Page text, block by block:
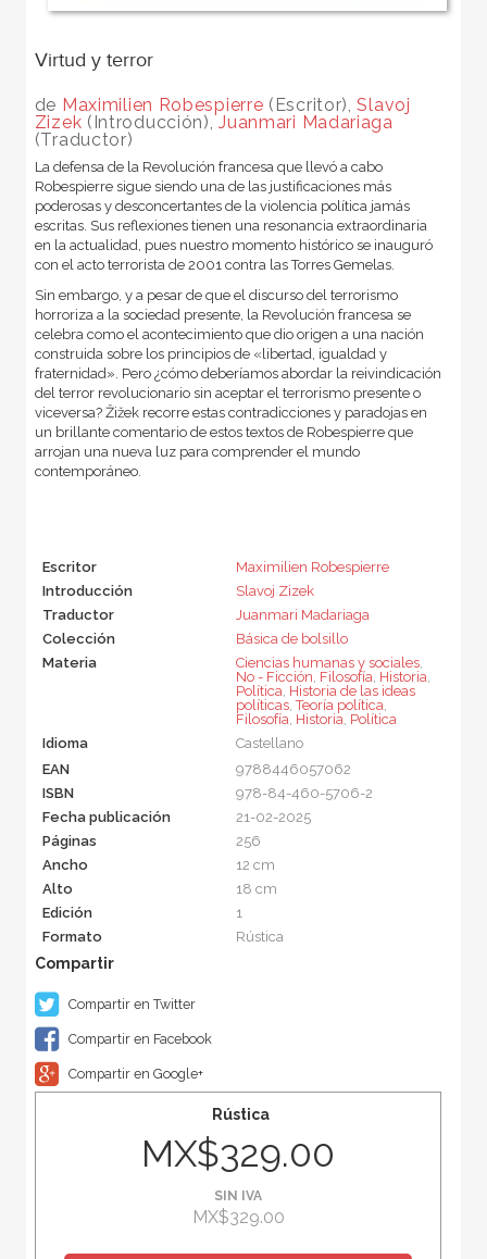
Virtud y terror
de Maximilien Robespierre (Escritor),Slavoj
Zizek (Introducción),Juanmari Madariaga
(Traductor)
La defensa de la Revolución francesa que llevó a cabo
Robespierre sigue siendo una de las justificaciones más
poderosas y desconcertantes de la violencia política jamás
escritas. Sus reflexiones tienen una resonancia extraordinaria
en la actualidad, pues nuestro momento histórico se inauguró
con el acto terrorista de 2001 contra las Torres Gemelas.
Sin embargo, y a pesar de que el discurso del terrorismo
horroriza a la sociedad presente, la Revolución francesa se
celebra como el acontecimiento que dio origen a una nación
construida sobre los principios de «libertad, igualdad y
fraternidad». Pero ¿cómo deberíamos abordar la reivindicación
del terror revolucionario sin aceptar el terrorismo presente o
viceversa? Žižek recorre estas contradicciones y paradojas en
un brillante comentario de estos textos de Robespierre que
arrojan una nueva luz para comprender el mundo
contemporáneo.
Escritor
Maximilien Robespierre
Introducción
Slavoj Zizek
Traductor
Juanmari Madariaga
Colección
Básica de bolsillo
Materia
Ciencias humanas y sociales,
No - Ficción Filosofía Historia
Política Historia de las ideas
políticas,Teoría política
Filosofía Historia Política
Idioma
Castellano
EAN
9788446057062
ISBN
978-84-460-5706-2
Fecha publicación
21-02-2025
Páginas
256
Ancho
12 cm
Alto
18 cm
Edición
1
Formato
Rústica
Compartir en Twitter
Compartir en Facebook
Compartir en Google+
Rústica
MX$329.00
SIN IVA
MX$329.00